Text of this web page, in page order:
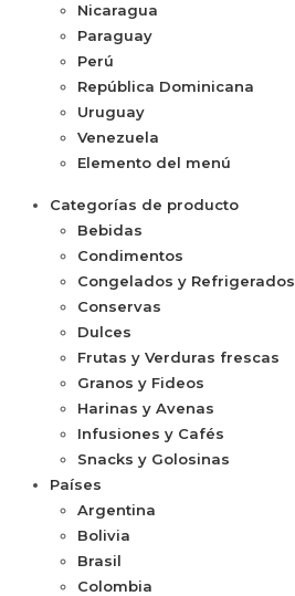
Nicaragua
Paraguay
Perú
República Dominicana
Uruguay
Venezuela
Elemento del menú
Categorías de producto
Bebidas
Condimentos
Congelados y Refrigerados
Conservas
Dulces
Frutas y Verduras frescas
Granos y Fideos
Harinas y Avenas
Infusiones y Cafés
Snacks y Golosinas
Países
Argentina
Bolivia
Brasil
Colombia